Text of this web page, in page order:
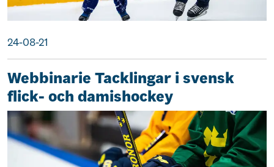
24-08-21
Webbinarie Tacklingar i svensk
flick- och damishockey